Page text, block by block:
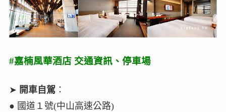
#嘉楠風華酒店 交通資訊、停車場
➤ 開車自駕：
● 國道１號(中山高速公路)